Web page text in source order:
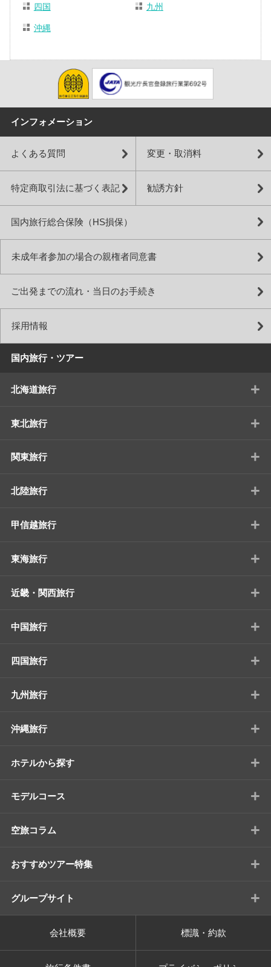
四国 九州
沖縄
インフォメーション
よくある質問 変更・取消料
特定商取引法に基づく表記 勧誘方針
国内旅行総合保険（HS損保）
未成年者参加の場合の親権者同意書
ご出発までの流れ・当日のお手続き
採用情報
国内旅行・ツアー
北海道旅行 +
東北旅行 +
関東旅行 +
北陸旅行 +
甲信越旅行 +
東海旅行 +
近畿・関西旅行 +
中国旅行 +
四国旅行 +
九州旅行 +
沖縄旅行 +
ホテルから探す +
モデルコース +
空旅コラム +
おすすめツアー特集 +
グループサイト +
会社概要 標識・約款